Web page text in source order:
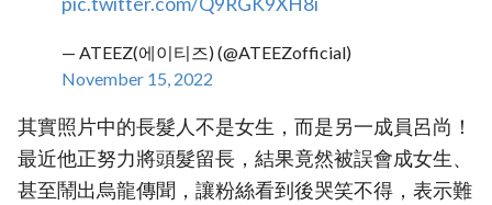
— ATEEZ(에이티즈) (@ATEEZofficial)
November 15, 2022
其實照片中的長髮人不是女生，而是另一成員呂尚！
最近他正努力將頭髮留長，結果竟然被誤會成女生、
甚至鬧出烏龍傳聞，讓粉絲看到後哭笑不得，表示難